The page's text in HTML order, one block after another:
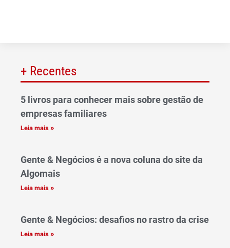
+ Recentes
5 livros para conhecer mais sobre gestão de
empresas familiares
Leia mais »
Gente & Negócios é a nova coluna do site da
Algomais
Leia mais »
Gente & Negócios: desafios no rastro da crise
Leia mais »